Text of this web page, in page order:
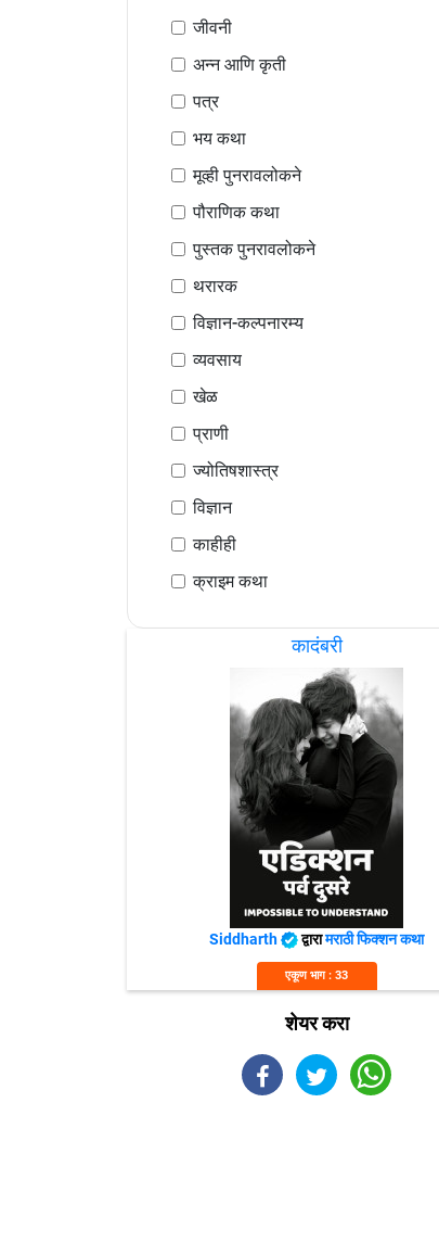
जीवनी
अन्न आणि कृती
पत्र
भय कथा
मूव्ही पुनरावलोकने
पौराणिक कथा
पुस्तक पुनरावलोकने
थरारक
विज्ञान-कल्पनारम्य
व्यवसाय
खेळ
प्राणी
ज्योतिषशास्त्र
विज्ञान
काहीही
क्राइम कथा
कादंबरी
Siddharth द्वारामराठी फिक्शन कथा
एकूण भाग : 33
शेयर करा